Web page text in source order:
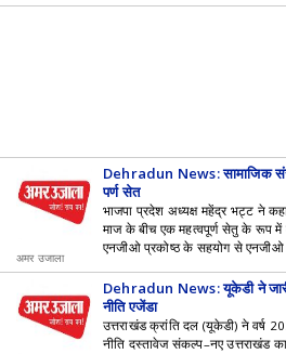
Dehradun News: सामाजिक
पूर्ण सेतु
भाजपा प्रदेश अध्यक्ष महेंद्र भट्ट ने
माज के बीच एक महत्वपूर्ण सेतु के रूप में
एनजीओ प्रकोष्ठ के सहयोग से
अमर उजाला
Dehradun News: यूकेडी ने
नीति एजेंडा
उत्तराखंड क्रांति दल (यूकेडी) ने वर्ष
नीति दस्तावेज संकल्प–नए उत्तराखंड